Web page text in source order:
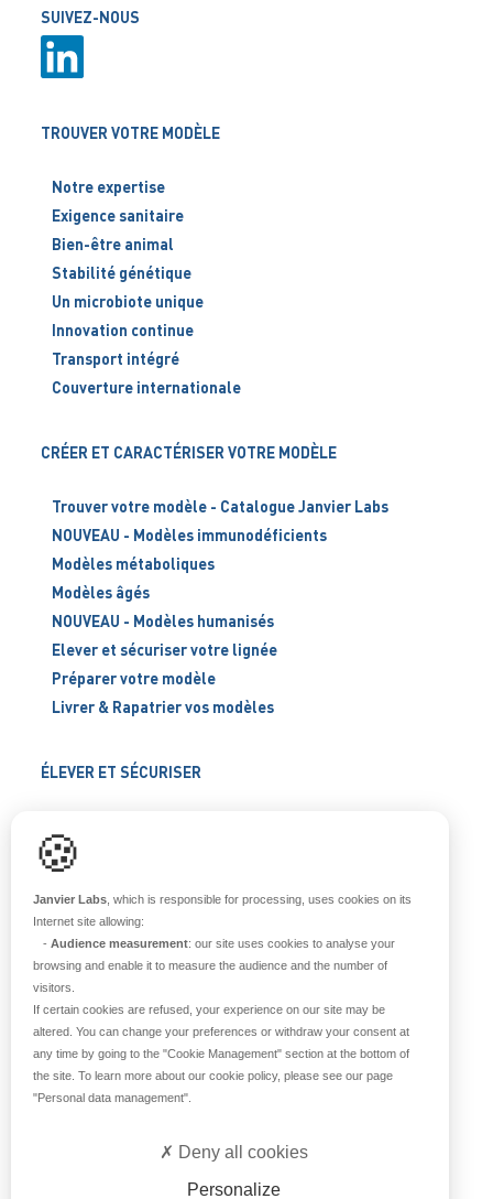
SUIVEZ-NOUS
TROUVER VOTRE MODÈLE
Notre expertise
Exigence sanitaire
Bien-être animal
Stabilité génétique
Un microbiote unique
Innovation continue
Transport intégré
Couverture internationale
CRÉER ET CARACTÉRISER VOTRE MODÈLE
Trouver votre modèle - Catalogue Janvier Labs
NOUVEAU - Modèles immunodéficients
Modèles métaboliques
Modèles âgés
NOUVEAU - Modèles humanisés
Elever et sécuriser votre lignée
Préparer votre modèle
Livrer & Rapatrier vos modèles
ÉLEVER ET SÉCURISER
Blog
À PROPOS
Notre histoire
Nos équipes
Nos valeurs
🍪
Janvier Labs , which is responsible for processing, uses cookies on its
Internet site allowing:
- Audience measurement: our site uses cookies to analyse your
browsing and enable it to measure the audience and the number of
visitors.
If certain cookies are refused, your experience on our site may be
altered. You can change your preferences or withdraw your consent at
any time by going to the "Cookie Management" section at the bottom of
the site. To learn more about our cookie policy, please see our page
"Personal data management"
Personalize
Deny all cookies